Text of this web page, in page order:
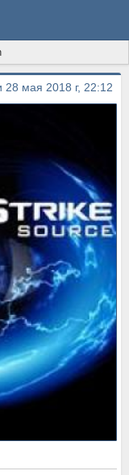
28 мая 2018 г, 22:12